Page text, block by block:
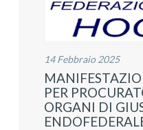
14 Febbraio 2025
PER
ORGANI DI